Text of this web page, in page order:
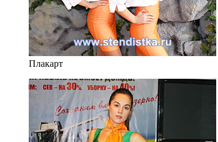
Плакарт